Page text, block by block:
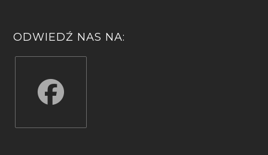
ODWIEDŹ NAS NA: